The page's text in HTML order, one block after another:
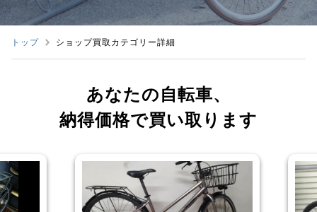
トップ ショップ買取カテゴリー詳細
あなたの自転車、
納得価格で買い取ります